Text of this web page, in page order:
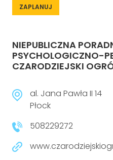
ZAPLANUJ
NIEPUBLICZNA
PSYCHOLOGICZNO-
CZARODZIEJSKI
al. Jana Pawła II 14
Płock
508229272